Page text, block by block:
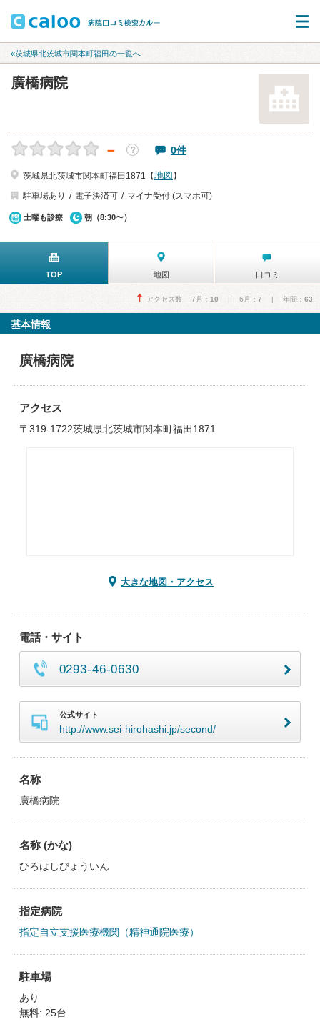
«茨城県北茨城市関本町福田の一覧へ
廣橋病院
－ ？ 0件
茨城県北茨城市関本町福田1871【地図 】
駐車場あり
電子決済可 マイナ受付 (スマホ可)
土曜も診療 朝（8:30〜）
TOP 地図 口コミ
アクセス数 7月： 10 | 6月： 7 | 年間： 63
基本情報
廣橋病院
アクセス
〒319-1722茨城県北茨城市関本町福田1871
大きな地図・アクセス
電話・サイト
0293-46-0630
公式サイト
http://www.sei-hirohashi.jp/second/
名称
廣橋病院
名称 (かな)
ひろはしびょういん
指定病院
指定自立支援医療機関（精神通院医療）
駐車場
あり
無料: 25台